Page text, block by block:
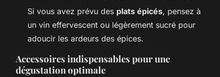
Si vous avez prévu des plats épicés, pensez à
un vin effervescent ou légèrement sucré pour
adoucir les ardeurs des épices.
Accessoires indispensables pour une
dégustation optimale